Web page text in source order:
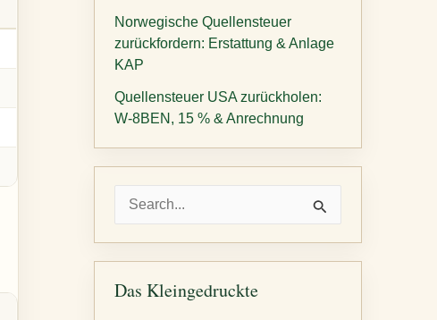
Norwegische Quellensteuer
zurückfordern: Erstattung & Anlage
KAP
Quellensteuer USA zurückholen:
W-8BEN, 15 % & Anrechnung
h
Das Kleingedruckte